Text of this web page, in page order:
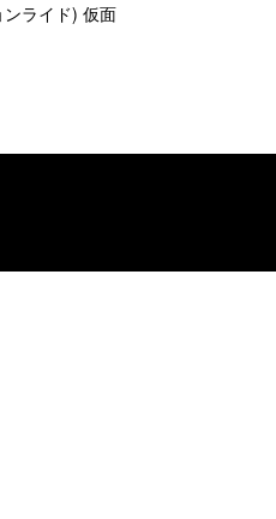
ライド) 仮面